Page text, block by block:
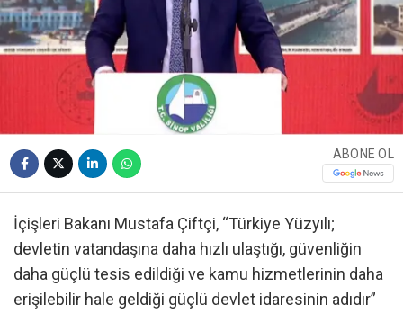
ABONE OL
İçişleri Bakanı Mustafa Çiftçi, “Türkiye Yüzyılı;
devletin vatandaşına daha hızlı ulaştığı, güvenliğin
daha güçlü tesis edildiği ve kamu hizmetlerinin daha
erişilebilir hale geldiği güçlü devlet idaresinin adıdır”